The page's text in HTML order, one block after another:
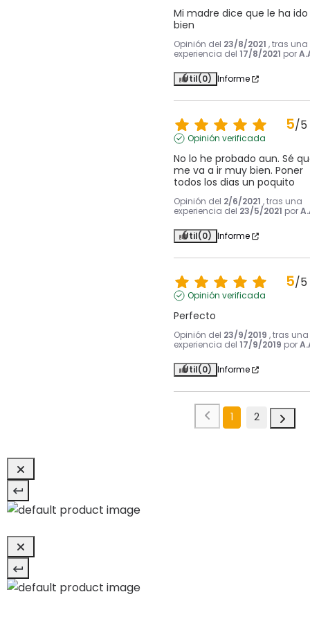
Mi madre dice que le ha ido
bien
Opinión del 23/8/2021 , tras una
experiencia del 17/8/2021 por
Útil(0) Informe
5/5
Opinión verificada
No lo he probado aun. Sé
me va a ir muy bien. Poner
todos los dias un poquito
Opinión del 2/6/2021 , tras una
experiencia del 23/5/2021 por
Útil(0) Informe
5/5
Opinión verificada
Perfecto
Opinión del 23/9/2019 , tras una
experiencia del 17/9/2019 por
Útil(0) Informe
1 2